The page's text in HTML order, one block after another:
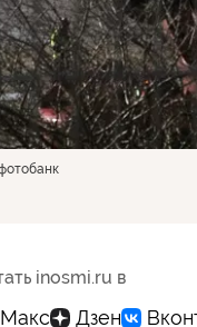
inosmi.ru в